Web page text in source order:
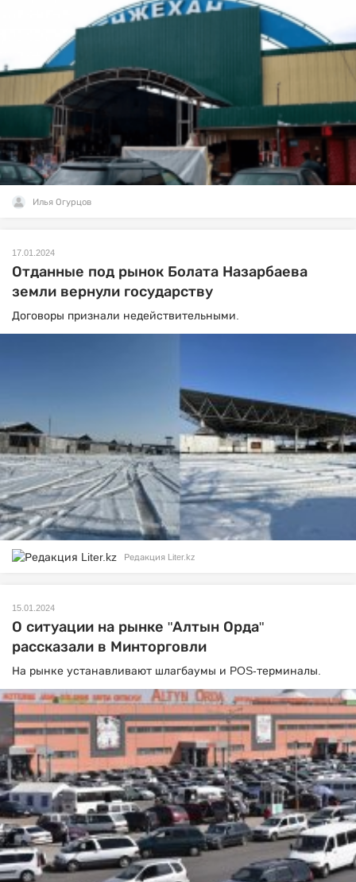
Илья Огурцов
17.01.2024
Отданные под рынок Болата Назарбаева
земли вернули государству
Договоры признали недействительными.
Редакция Liter.kz
15.01.2024
О ситуации на рынке "Алтын Орда"
рассказали в Минторговли
На рынке устанавливают шлагбаумы и POS-терминалы.